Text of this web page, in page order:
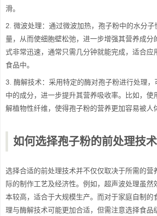
滑。
2. 微波处理：通过微波加热，孢子粉中的水分
量，从而使细胞壁松弛，进一步增强其营养成分
式非常迅速，通常只需几分钟就能完成，适合应
食品中。
3. 酶解技术：采用特定的酶对孢子粉进行处理
中的成分，进一步提升其营养吸收率。比如，使
解植物性纤维，使得孢子粉的营养更加容易被人
如何选择孢子粉的前处理技术
选择合适的前处理技术并不仅仅取决于所需的营
际的制作工艺及经济性。例如，超声波处理虽然
本较高，适合于大规模生产。而对于家庭自制的
理与酶解技术可能更加合适，但需注意选择食品